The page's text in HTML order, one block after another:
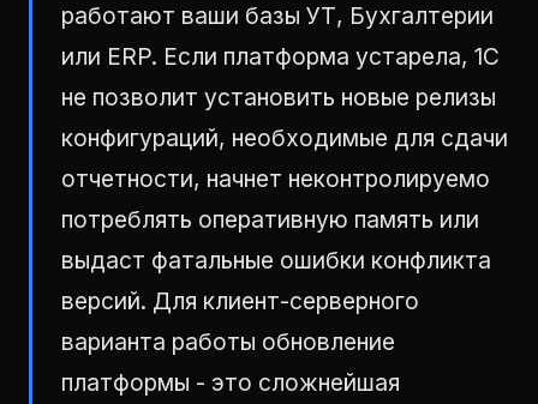
работают ваши базы УТ, Бухгалтерии
или ERP. Если платформа устарела, 1С
не позволит установить новые релизы
конфигураций, необходимые для сдачи
отчетности, начнет неконтролируемо
потреблять оперативную память или
выдаст фатальные ошибки конфликта
версий. Для клиент-серверного
варианта работы обновление
платформы - это сложнейшая